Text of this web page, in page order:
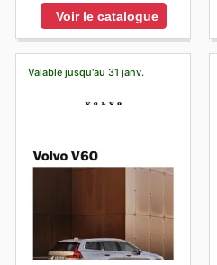
Voir le catalogue
Valable jusqu'au 31 janv.